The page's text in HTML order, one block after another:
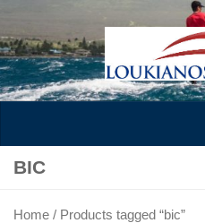
Skip to content
BIC
Home / Products tagged “bic”